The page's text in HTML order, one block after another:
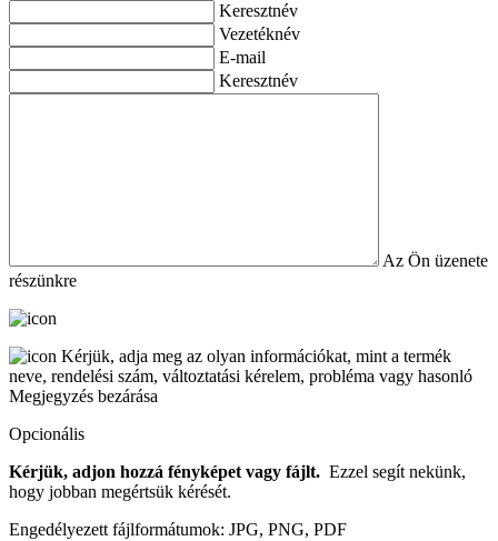
Keresztnév
Vezetéknév
E-mail
Keresztnév
Az Ön üzenete
részünkre
Kérjük, adja meg az olyan információkat, mint a termék
neve, rendelési szám, változtatási kérelem, probléma vagy hasonló
Megjegyzés bezárása
Opcionális
Kérjük, adjon hozzá fényképet vagy fájlt. Ezzel segít nekünk,
hogy jobban megértsük kérését.
Engedélyezett fájlformátumok: JPG, PNG, PDF